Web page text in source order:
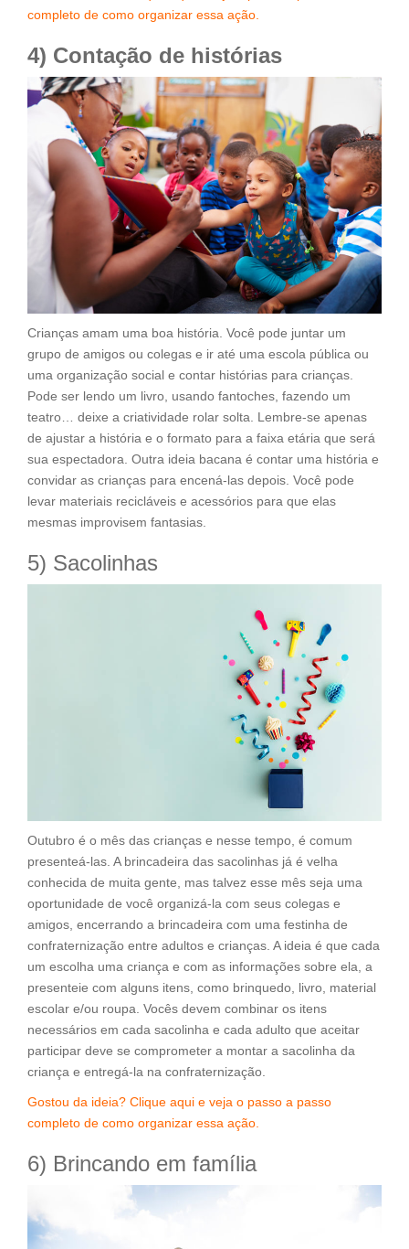
completo de como organizar essa ação.
4) Contação de histórias
Crianças amam uma boa história. Você pode juntar um
grupo de amigos ou colegas e ir até uma escola pública ou
uma organização social e contar histórias para crianças.
Pode ser lendo um livro, usando fantoches, fazendo um
teatro… deixe a criatividade rolar solta. Lembre-se apenas
de ajustar a história e o formato para a faixa etária que será
sua espectadora. Outra ideia bacana é contar uma história e
convidar as crianças para encená-las depois. Você pode
levar materiais recicláveis e acessórios para que elas
mesmas improvisem fantasias.
5) Sacolinhas
Outubro é o mês das crianças e nesse tempo, é comum
presenteá-las. A brincadeira das sacolinhas já é velha
conhecida de muita gente, mas talvez esse mês seja uma
oportunidade de você organizá-la com seus colegas e
amigos, encerrando a brincadeira com uma festinha de
confraternização entre adultos e crianças. A ideia é que cada
um escolha uma criança e com as informações sobre ela, a
presenteie com alguns itens, como brinquedo, livro, material
escolar e/ou roupa. Vocês devem combinar os itens
necessários em cada sacolinha e cada adulto que aceitar
participar deve se comprometer a montar a sacolinha da
criança e entregá-la na confraternização.
Gostou da ideia? Clique aqui e veja o passo a passo
completo de como organizar essa ação.
6) Brincando em família